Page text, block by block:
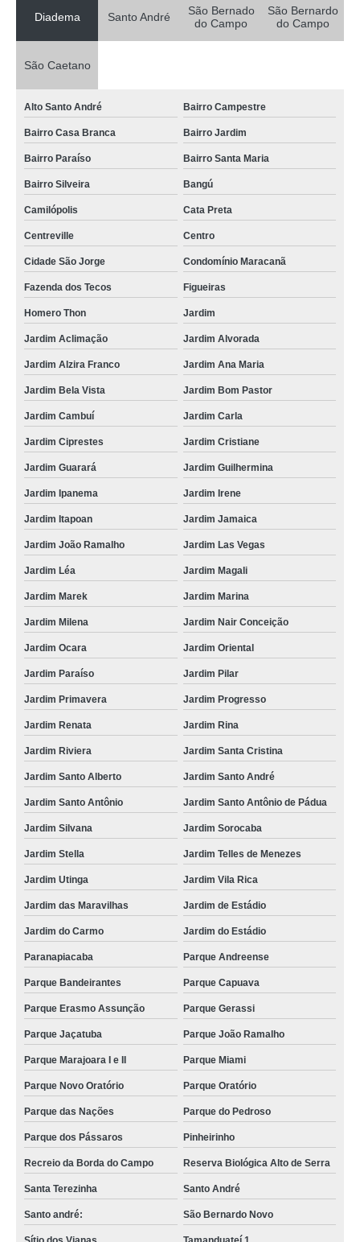
Diadema Santo André
São Bernado
do Campo
São Bernardo
do Campo
São Caetano
Alto Santo André Bairro Campestre
Bairro Casa Branca Bairro Jardim
Bairro Paraíso Bairro Santa Maria
Bairro Silveira Bangú
Camilópolis Cata Preta
Centreville Centro
Cidade São Jorge Condomínio Maracanã
Fazenda dos Tecos Figueiras
Homero Thon Jardim
Jardim Aclimação Jardim Alvorada
Jardim Alzira Franco Jardim Ana Maria
Jardim Bela Vista Jardim Bom Pastor
Jardim Cambuí Jardim Carla
Jardim Ciprestes Jardim Cristiane
Jardim Guarará Jardim Guilhermina
Jardim Ipanema Jardim Irene
Jardim Itapoan Jardim Jamaica
Jardim João Ramalho Jardim Las Vegas
Jardim Léa Jardim Magali
Jardim Marek Jardim Marina
Jardim Milena Jardim Nair Conceição
Jardim Ocara Jardim Oriental
Jardim Paraíso Jardim Pilar
Jardim Primavera Jardim Progresso
Jardim Renata Jardim Rina
Jardim Riviera Jardim Santa Cristina
Jardim Santo Alberto Jardim Santo André
Jardim Santo Antônio Jardim Santo Antônio de Pádua
Jardim Silvana Jardim Sorocaba
Jardim Stella Jardim Telles de Menezes
Jardim Utinga Jardim Vila Rica
Jardim das Maravilhas Jardim de Estádio
Jardim do Carmo Jardim do Estádio
Paranapiacaba Parque Andreense
Parque Bandeirantes Parque Capuava
Parque Erasmo Assunção Parque Gerassi
Parque Jaçatuba Parque João Ramalho
Parque Marajoara I e II Parque Miami
Parque Novo Oratório Parque Oratório
Parque das Nações Parque do Pedroso
Parque dos Pássaros Pinheirinho
Recreio da Borda do Campo Reserva Biológica Alto de Serra
Santa Terezinha Santo André
Santo andré: São Bernardo Novo